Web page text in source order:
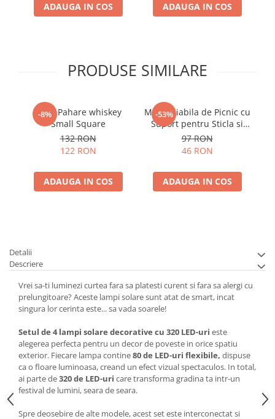
ADAUGA IN COS ADAUGA IN COS
PRODUSE SIMILARE
-8%
Set 4 Pahare whiskey
Small Square
132 RON
122 RON
ADAUGA IN COS
-53%
Masa Pliabila de Picnic cu
Suport pentru Sticla si
Pahare
97 RON
46 RON
ADAUGA IN COS
Detalii
Descriere
Vrei sa-ti luminezi curtea fara sa platesti curent si fara sa alergi cu
prelungitoare? Aceste lampi solare sunt atat de smart, incat
singura lor cerinta este... sa vada soarele!
Setul de 4 lampi solare decorative cu 320 LED-uri este
alegerea perfecta pentru un decor de poveste in orice spatiu
exterior. Fiecare lampa contine80 de LED-uri flexibile, dispuse
ca o floare luminoasa, creand un efect vizual spectaculos. In total,
ai parte de320 de LED-uri care transforma gradina ta intr-un
festival de lumini, seara de seara.
Spre deosebire de alte modele, acest set este interconectat si